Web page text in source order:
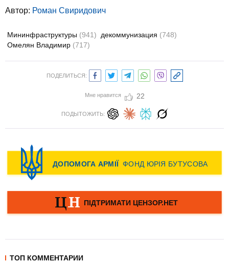
Автор: Роман Свиридович
Мининфраструктуры (941) декоммунизация (748)
Омелян Владимир (717)
ПОДЕЛИТЬСЯ:
Мне нравится 22
ПОДЫТОЖИТЬ:
ТОП КОММЕНТАРИИ